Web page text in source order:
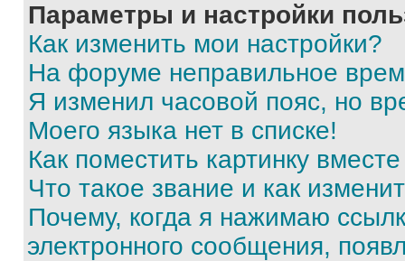
Параметры и настройки
Как изменить мои настройки?
На форуме неправильное
Я изменил часовой пояс, но
Моего языка нет в списке!
Как поместить картинку
Что такое звание и как
Почему, когда я нажимаю
электронного сообщения,